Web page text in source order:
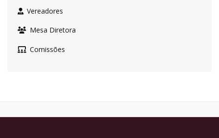
Vereadores
Mesa Diretora
Comissões